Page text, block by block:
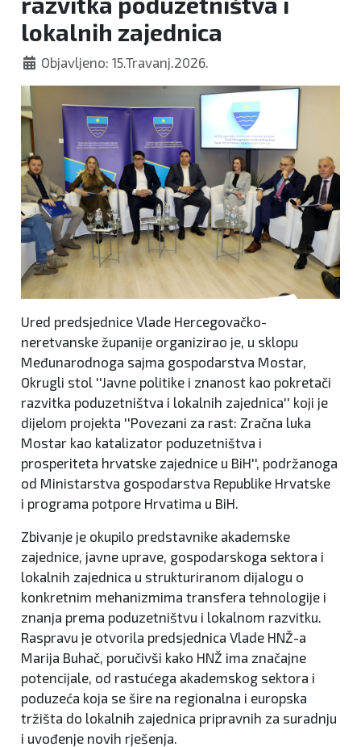
lokalnih zajednica
Objavljeno: 15.Travanj.2026.
Ured predsjednice Vlade Hercegovačko-
neretvanske županije organizirao je, u sklopu
Međunarodnoga sajma gospodarstva Mostar,
Okrugli stol ''Javne politike i znanost kao pokretači
razvitka poduzetništva i lokalnih zajednica'' koji je
dijelom projekta ''Povezani za rast: Zračna luka
Mostar kao katalizator poduzetništva i
prosperiteta hrvatske zajednice u BiH'', podržanoga
od Ministarstva gospodarstva Republike Hrvatske
i programa potpore Hrvatima u BiH.
Zbivanje je okupilo predstavnike akademske
zajednice, javne uprave, gospodarskoga sektora i
lokalnih zajednica u strukturiranom dijalogu o
konkretnim mehanizmima transfera tehnologije i
znanja prema poduzetništvu i lokalnom razvitku.
Raspravu je otvorila predsjednica Vlade HNŽ-a
Marija Buhač, poručivši kako HNŽ ima značajne
potencijale, od rastućega akademskog sektora i
poduzeća koja se šire na regionalna i europska
tržišta do lokalnih zajednica pripravnih za suradnju
i uvođenje novih rješenja.